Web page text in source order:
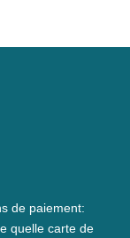
de paiement:
quelle carte de